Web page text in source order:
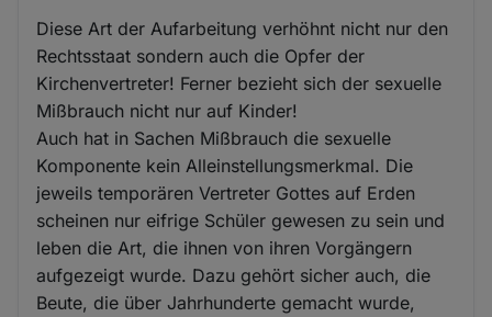
Diese Art der Aufarbeitung verhöhnt nicht nur den
Rechtsstaat sondern auch die Opfer der
Kirchenvertreter! Ferner bezieht sich der sexuelle
Mißbrauch nicht nur auf Kinder!
Auch hat in Sachen Mißbrauch die sexuelle
Komponente kein Alleinstellungsmerkmal. Die
jeweils temporären Vertreter Gottes auf Erden
scheinen nur eifrige Schüler gewesen zu sein und
leben die Art, die ihnen von ihren Vorgängern
aufgezeigt wurde. Dazu gehört sicher auch, die
Beute, die über Jahrhunderte gemacht wurde,